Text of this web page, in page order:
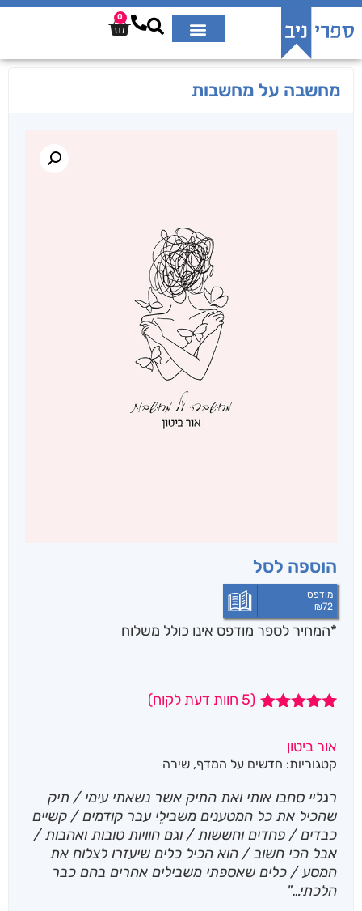
0
מחשבה על מחשבות
הוספה לסל
מודפס
₪72
*המחיר לספר מודפס אינו כולל משלוח
מבוסס על
דירוגים של
(
5 חוות דעת לקוח)
אור ביטון
קטגוריות: חדשים על המדף, שירה
רגליי סחבו אותי ואת התיק אשר נשאתי עימי / תיק
שהכיל את כל המטענים משבילֵי עבר קודמים / קשיים
כבדים / פחדים וחששות / וגם חוויות טובות ואהבות /
אבל הכי חשוב / הוא הכיל כלים שיעזרו לצלוח את
המסע / כלים שאספתי משבילים אחרים בהם כבר
הלכתי…"